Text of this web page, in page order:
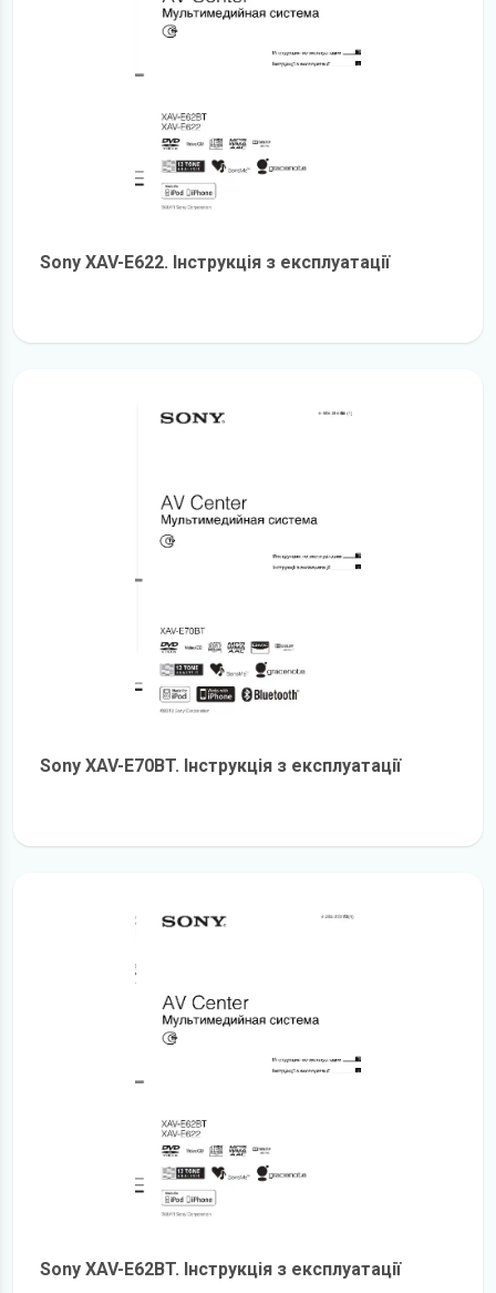
Sony XAV-E622. Інструкція з експлуатації
Sony XAV-E70BT. Інструкція з експлуатації
Sony XAV-E62BT. Інструкція з експлуатації